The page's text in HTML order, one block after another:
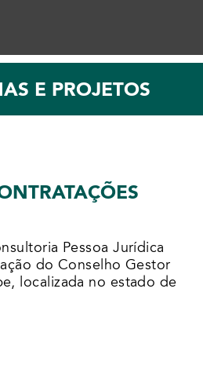
E PROJETOS
Pessoa Jurídica
do Conselho Gestor
localizada no estado de